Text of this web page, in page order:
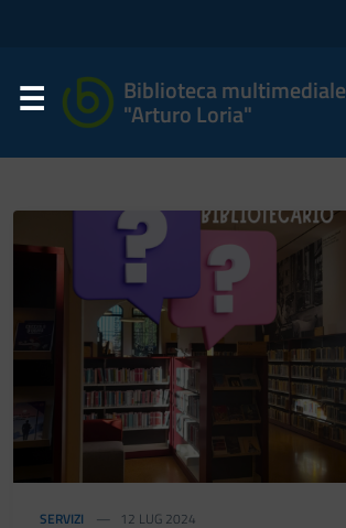
Biblioteca multimediale
"Arturo Loria"
SERVIZI 12 LUG 2024